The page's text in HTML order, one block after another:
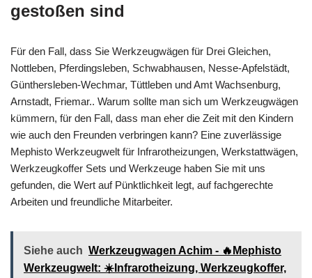
gestoßen sind
Für den Fall, dass Sie Werkzeugwägen für Drei Gleichen,
Nottleben, Pferdingsleben, Schwabhausen, Nesse-Apfelstädt,
Günthersleben-Wechmar, Tüttleben und Amt Wachsenburg,
Arnstadt, Friemar.. Warum sollte man sich um Werkzeugwägen
kümmern, für den Fall, dass man eher die Zeit mit den Kindern
wie auch den Freunden verbringen kann? Eine zuverlässige
Mephisto Werkzeugwelt für Infrarotheizungen, Werkstattwägen,
Werkzeugkoffer Sets und Werkzeuge haben Sie mit uns
gefunden, die Wert auf Pünktlichkeit legt, auf fachgerechte
Arbeiten und freundliche Mitarbeiter.
Siehe auch Werkzeugwagen Achim - 🔥Mephisto
Werkzeugwelt: ☀️Infrarotheizung, Werkzeugkoffer,